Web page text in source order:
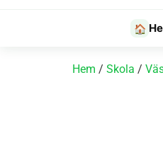
🏠
Hem / Skola /